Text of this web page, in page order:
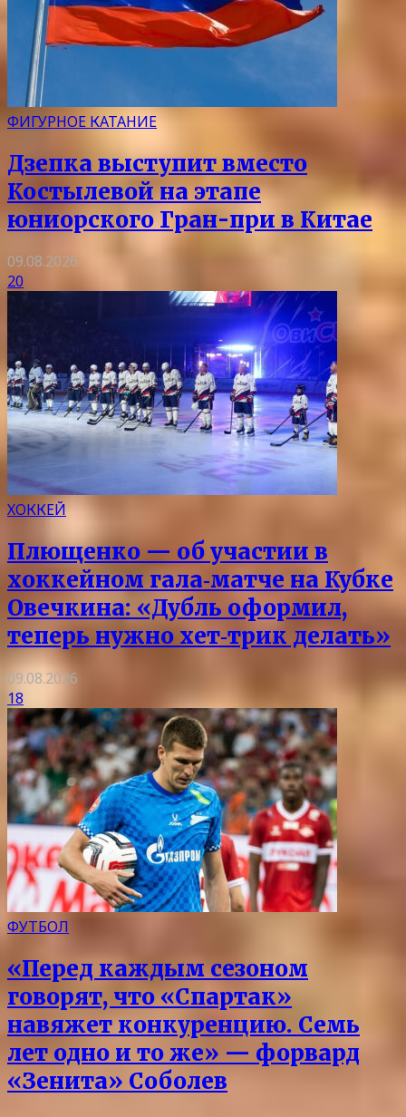
ФИГУРНОЕ КАТАНИЕ
Дзепка выступит вместо
Костылевой на этапе
юниорского Гран-при в Китае
09.08.2026
20
ХОККЕЙ
Плющенко — об участии в
хоккейном гала‑матче на Кубке
Овечкина: «Дубль оформил,
теперь нужно хет‑трик делать»
09.08.2026
18
ФУТБОЛ
«Перед каждым сезоном
говорят, что «Спартак»
навяжет конкуренцию. Семь
лет одно и то же» — форвард
«Зенита» Соболев